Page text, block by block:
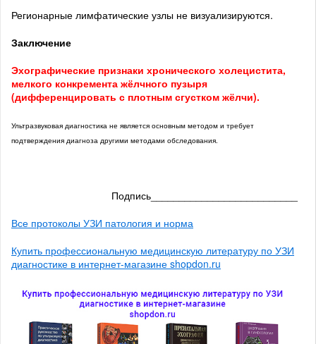
Регионарные лимфатические узлы не визуализируются.
Заключение
Эхографические признаки хронического холецистита,
мелкого конкремента жёлчного пузыря
(дифференцировать с плотным сгустком жёлчи).
Ультразвуковая диагностика не является основным методом и требует
подтверждения диагноза другими методами обследования.
Подпись__________________________
Все протоколы УЗИ патология и норма
Купить профессиональную медицинскую литературу по УЗИ
диагностике в интернет-магазине shopdon.ru